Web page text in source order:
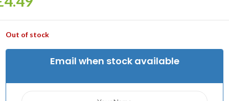
Out of stock
Email when stock available